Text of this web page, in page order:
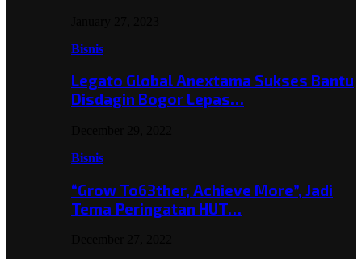
Bisnis
Legato Global Anextama Sukses Bantu
Disdagin Bogor Lepas…
Bisnis
“Grow To63ther, Achieve More”, Jadi
Tema Peringatan HUT…